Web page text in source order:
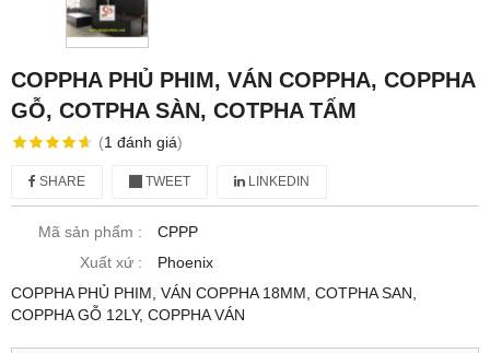
COPPHA PHỦ PHIM, VÁN COPPHA, COPPHA
GỖ, COTPHA SÀN, COTPHA TẤM
(1 đánh giá)
SHARE TWEET LINKEDIN
Mã sản phẩm :
CPPP
Xuất xứ :
Phoenix
COPPHA PHỦ PHIM, VÁN COPPHA 18MM, COTPHA SAN,
COPPHA GỖ 12LY, COPPHA VÁN